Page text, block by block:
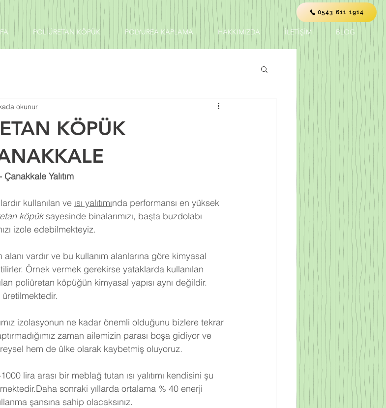
POLİÜRETAN KÖPÜK POLYUREA KAPLAMA HAKKIMIZDA İLETİŞİM BLOG
0543 611 1914
KÖPÜK
okunur
Yalıtım
kullanılan ve ısı yalıtımında performansı en yüksek
köpük sayesinde binalarımızı, başta buzdolabı
izole edebilmekteyiz.
alanı vardır ve bu kullanım alanlarına göre kimyasal
Örnek vermek gerekirse yataklarda kullanılan
poliüretan köpüğün kimyasal yapısı aynı değildir.
üretilmektedir.
izolasyonun ne kadar önemli olduğunu bizlere tekrar
zaman ailemizin parası boşa gidiyor ve
hem de ülke olarak kaybetmiş oluyoruz.
lira arası bir meblağ tutan ısı yalıtımı kendisini şu
sonraki yıllarda ortalama % 40 enerji
şansına sahip olacaksınız.